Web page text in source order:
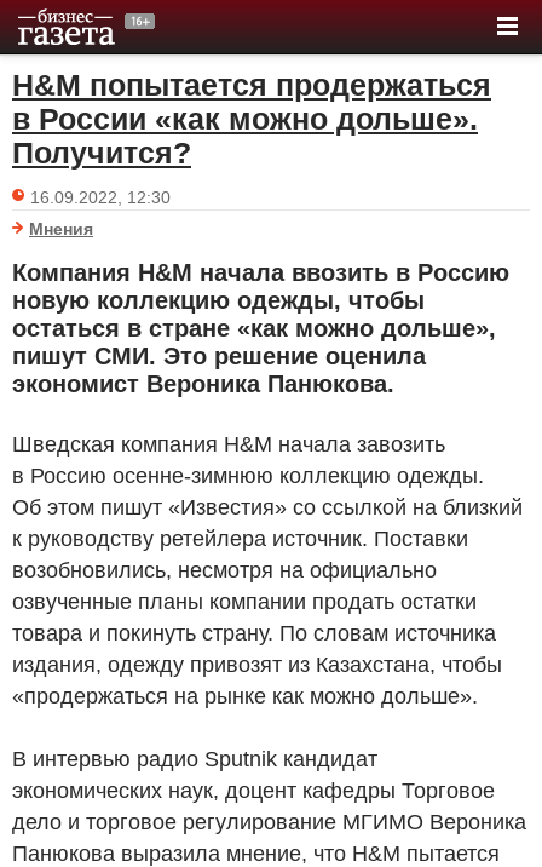
H&M попытается продержаться
в России «как можно дольше».
Получится?
16.09.2022, 12:30
Мнения
Компания H&M начала ввозить в Россию
новую коллекцию одежды, чтобы
остаться в стране «как можно дольше»,
пишут СМИ. Это решение оценила
экономист Вероника Панюкова.
Шведская компания H&M начала завозить
в Россию осенне-зимнюю коллекцию одежды.
Об этом пишут «Известия» со ссылкой на близкий
к руководству ретейлера источник. Поставки
возобновились, несмотря на официально
озвученные планы компании продать остатки
товара и покинуть страну. По словам источника
издания, одежду привозят из Казахстана, чтобы
«продержаться на рынке как можно дольше».
В интервью радио Sputnik кандидат
экономических наук, доцент кафедры Торговое
дело и торговое регулирование МГИМО Вероника
Панюкова выразила мнение, что H&M пытается